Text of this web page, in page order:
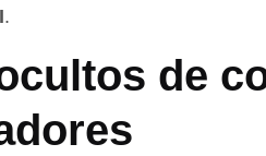
.
de